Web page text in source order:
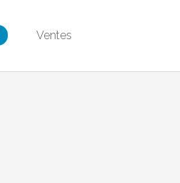
Ventes